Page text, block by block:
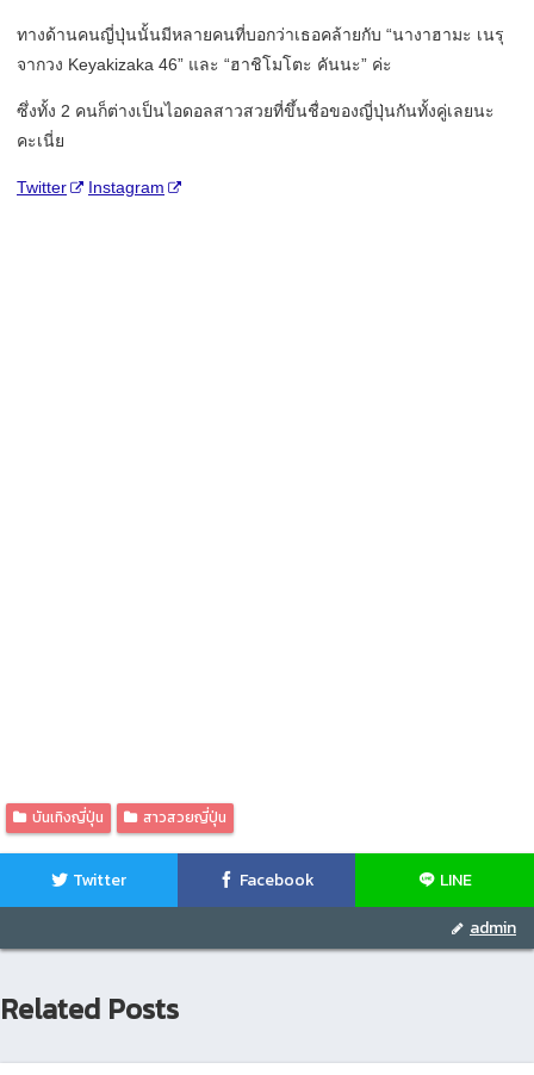
ทางด้านคนญี่ปุ่นนั้นมีหลายคนที่บอกว่าเธอคล้ายกับ “นางาฮามะ เนรุ
จากวง Keyakizaka 46” และ “ฮาชิโมโตะ คันนะ” ค่ะ
ซึ่งทั้ง 2 คนก็ต่างเป็นไอดอลสาวสวยที่ขึ้นชื่อของญี่ปุ่นกันทั้งคู่เลยนะ
คะเนี่ย
Twitter Instagram
บันเทิงญี่ปุ่น สาวสวยญี่ปุ่น
Twitter Facebook
LINE
admin
Related Posts